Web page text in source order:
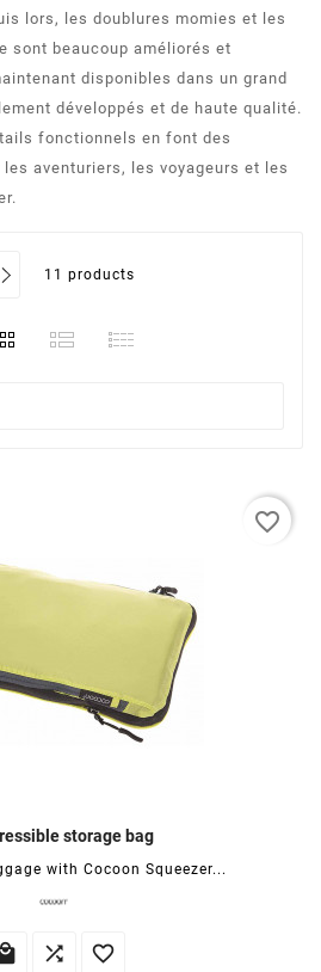
lors, les doublures momies et les
sont beaucoup améliorés et
disponibles dans un grand
développés et de haute qualité.
fonctionnels en font des
aventuriers, les voyageurs et les
11 products
storage bag
with Cocoon Squeezer...
 
favorite_border